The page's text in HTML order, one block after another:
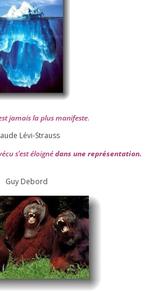
jamais la plus mani­feste.
Lévi-Strauss
s’est éloi­gnédans une repré­sen­ta­tion.
Guy Debord